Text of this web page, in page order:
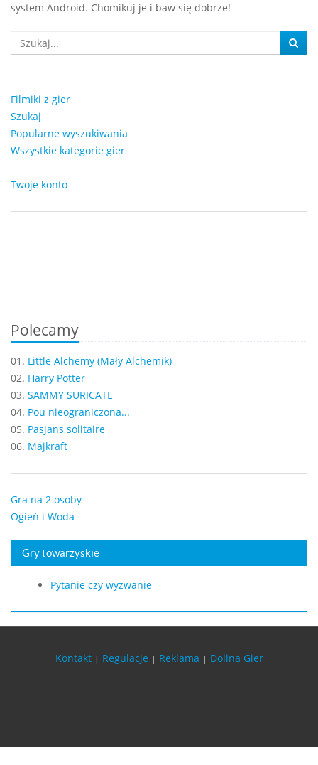
system Android. Chomikuj je i baw się dobrze!
Filmiki z gier
Szukaj
Popularne wyszukiwania
Wszystkie kategorie gier
Twoje konto
Polecamy
01. Little Alchemy (Mały Alchemik)
02. Harry Potter
03. SAMMY SURICATE
04. Pou nieograniczona...
05. Pasjans solitaire
06. Majkraft
Gra na 2 osoby
Ogień i Woda
Gry towarzyskie
Pytanie czy wyzwanie
Kontakt | Regulacje | Reklama | Dolina Gier